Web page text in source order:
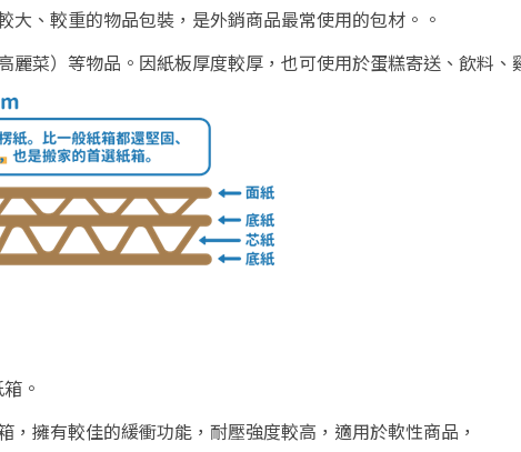
大、較重的物品包裝，是外銷商品最常使用的包材。。
麗菜）等物品。因紙板厚度較厚，也可使用於蛋糕寄送、飲料、
。
擁有較佳的緩衝功能，耐壓強度較高，適用於軟性商品，